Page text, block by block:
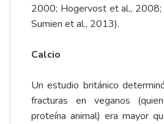
2000; Hogervost et al.,
Sumien et al., 2013).
Calcio
Un estudio británico
fracturas en veganos
proteína animal) era mayor